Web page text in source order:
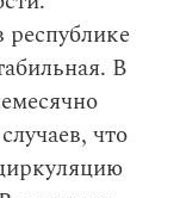
республике
В
что